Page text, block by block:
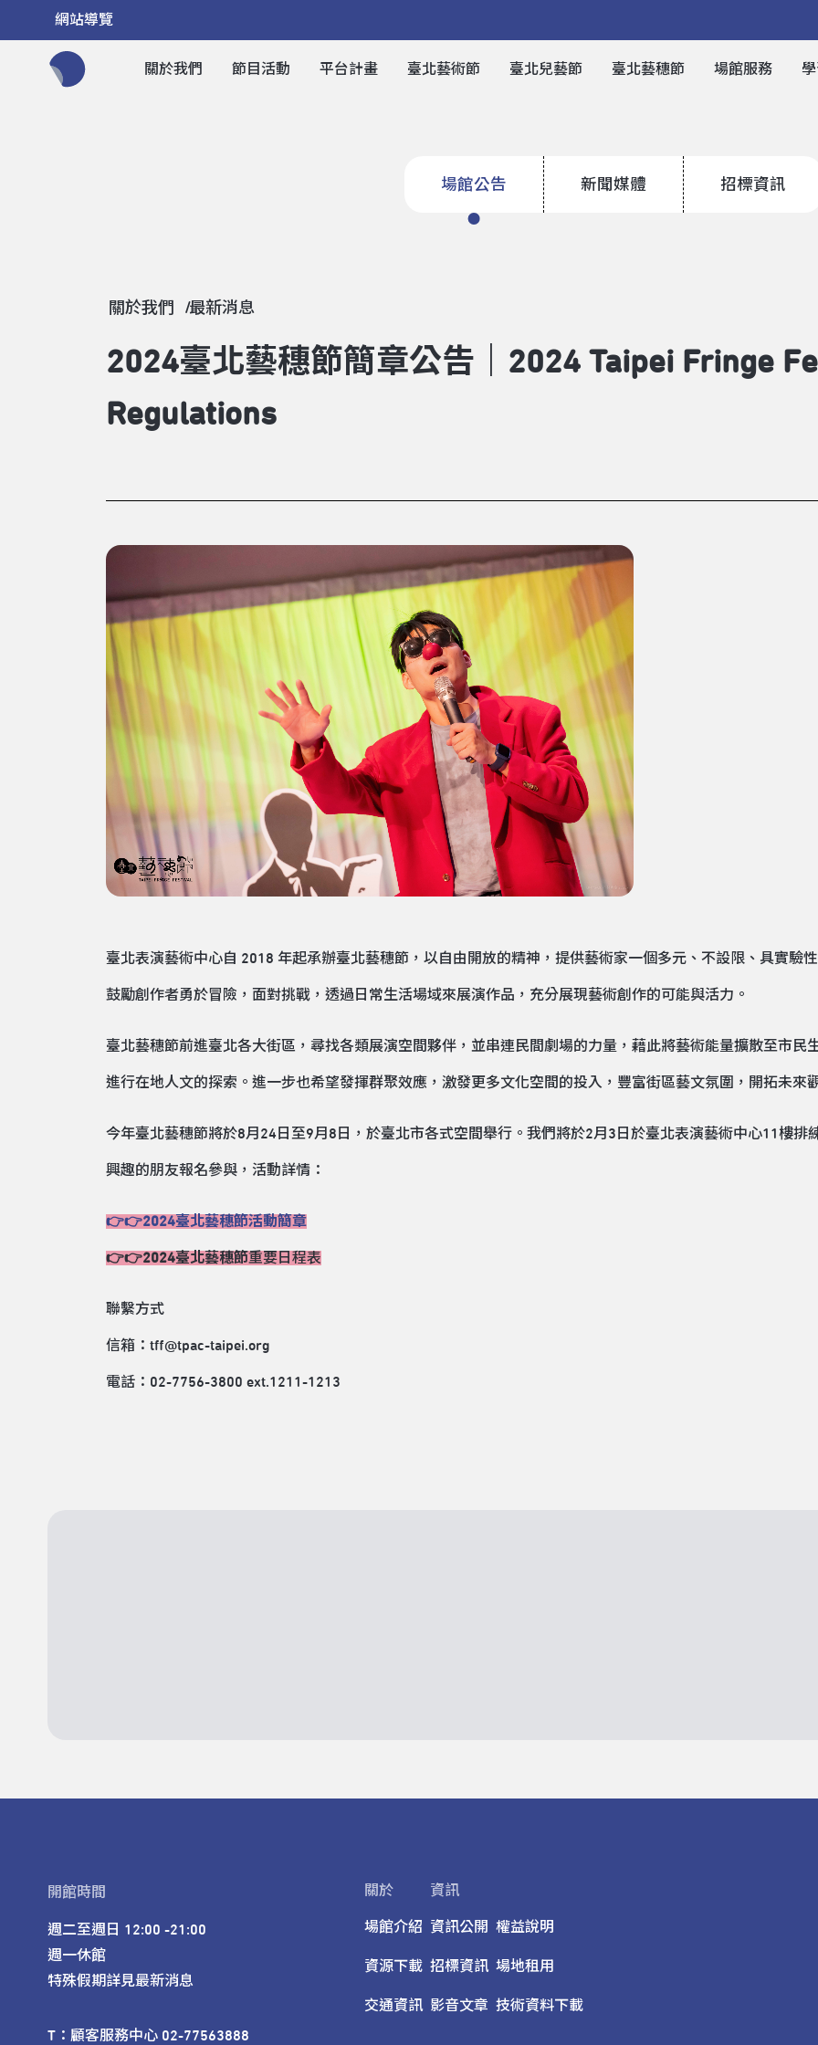
網站導覽
關於我們 節目活動 平台計畫 臺北藝術節 臺北兒藝節 臺北藝穗節 場館服務
場館公告 新聞媒體 招標資訊
關於我們 最新消息
2024臺北藝穗節簡章公告｜2024 Taipei Fringe
Regulations
臺北表演藝術中心自 2018 年起承辦臺北藝穗節，以自由開放的精神，提供藝術家一個多元、不設限、具實驗
鼓勵創作者勇於冒險，面對挑戰，透過日常生活場域來展演作品，充分展現藝術創作的可能與活力。
臺北藝穗節前進臺北各大街區，尋找各類展演空間夥伴，並串連民間劇場的力量，藉此將藝術能量擴散至市民
進行在地人文的探索。進一步也希望發揮群聚效應，激發更多文化空間的投入，豐富街區藝文氛圍，開拓未來
今年臺北藝穗節將於8月24日至9月8日，於臺北市各式空間舉行。我們將於2月3日於臺北表演藝術中心11樓排
興趣的朋友報名參與，活動詳情：
👉👉2024臺北藝穗節活動簡章
👉👉2024臺北藝穗節重要日程表
聯繫方式
信箱：tff@tpac-taipei.org
電話：02-7756-3800 ext.1211-1213
開館時間
週二至週日 12:00 -21:00
週一休館
特殊假期詳見最新消息
T：顧客服務中心 02-77563888
關於
場館介紹
資源下載
交通資訊
資訊
資訊公開
招標資訊
影音文章
權益說明
場地租用
技術資料下載